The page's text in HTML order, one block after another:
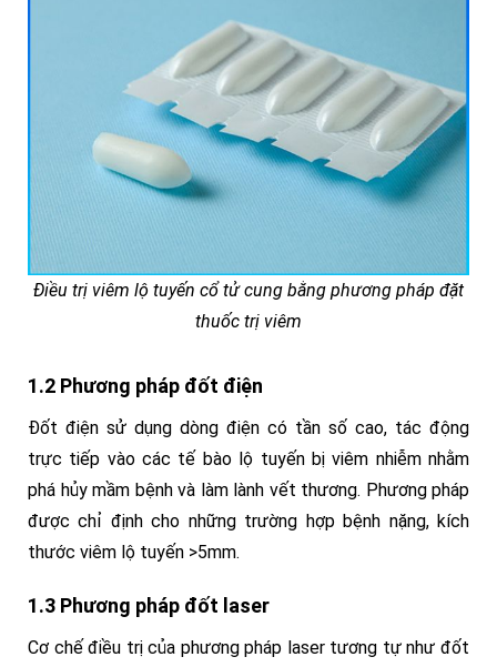
Điều trị viêm lộ tuyến cổ tử cung bằng phương pháp đặt
thuốc trị viêm
1.2 Phương pháp đốt điện
Đốt điện sử dụng dòng điện có tần số cao, tác động
trực tiếp vào các tế bào lộ tuyến bị viêm nhiễm nhằm
phá hủy mầm bệnh và làm lành vết thương. Phương pháp
được chỉ định cho những trường hợp bệnh nặng, kích
thước viêm lộ tuyến >5mm.
1.3 Phương pháp đốt laser
Cơ chế điều trị của phương pháp laser tương tự như đốt